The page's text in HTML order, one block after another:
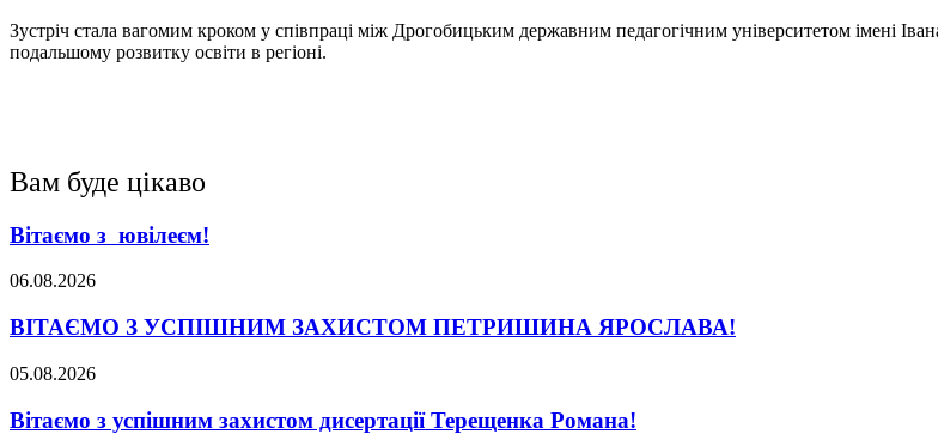
Зустріч стала вагомим кроком у співпраці між Дрогобицьким державним педагогічним університетом імені
подальшому розвитку освіти в регіоні.
Вам буде цікаво
Вітаємо з ювілеєм!
06.08.2026
ВІТАЄМО З УСПІШНИМ ЗАХИСТОМ ПЕТРИШИНА ЯРОСЛАВА!
05.08.2026
Вітаємо з успішним захистом дисертації Терещенка Романа!